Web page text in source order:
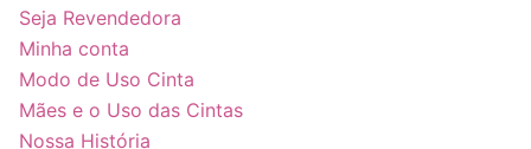
Seja Revendedora
Minha conta
Modo de Uso Cinta
Mães e o Uso das Cintas
Nossa História